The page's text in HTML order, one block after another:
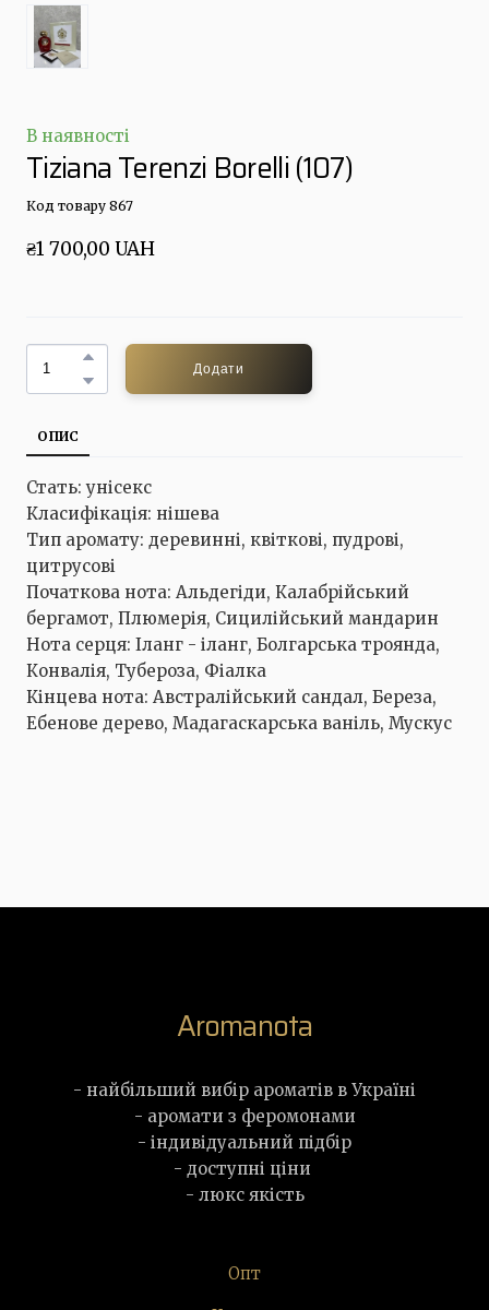
В наявності
Tiziana Terenzi Borelli(107)
Код товару 867
₴1 700,00 UAH
Додати
ОПИС
Стать: унісекс
Класифікація: нішева
Тип аромату: деревинні, квіткові, пудрові,
цитрусові
Початкова нота: Альдегіди, Калабрійський
бергамот, Плюмерія, Сицилійський мандарин
Нота серця: Іланг - іланг, Болгарська троянда,
Конвалія, Тубероза, Фіалка
Кінцева нота: Австралійський сандал, Береза,
Ебенове дерево, Мадагаскарська ваніль, Мускус
Aromanota
- найбільший вибір ароматів в Україні
- аромати з феромонами
- індивідуальний підбір
- доступні ціни
- люкс якість
Опт